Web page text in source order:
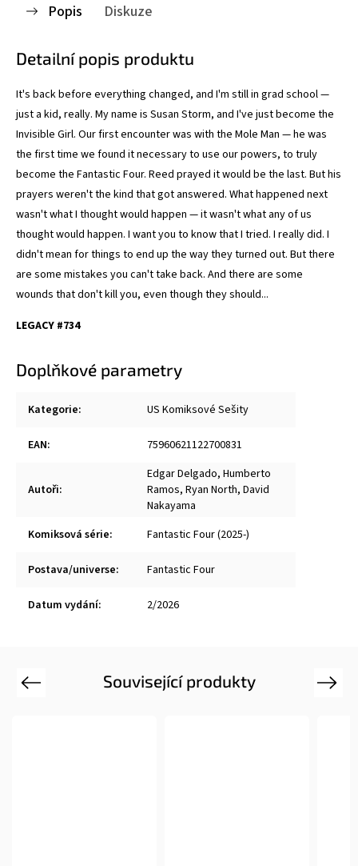
Popis Diskuze
Detailní popis produktu
It's back before everything changed, and I'm still in grad school —
just a kid, really. My name is Susan Storm, and I've just become the
Invisible Girl. Our first encounter was with the Mole Man — he was
the first time we found it necessary to use our powers, to truly
become the Fantastic Four. Reed prayed it would be the last. But his
prayers weren't the kind that got answered. What happened next
wasn't what I thought would happen — it wasn't what any of us
thought would happen. I want you to know that I tried. I really did. I
didn't mean for things to end up the way they turned out. But there
are some mistakes you can't take back. And there are some
wounds that don't kill you, even though they should...
LEGACY #734
Doplňkové parametry
Kategorie: US Komiksové Sešity
EAN: 75960621122700831
Autoři:
Edgar Delgado, Humberto
Ramos, Ryan North, David
Nakayama
Komiksová série: Fantastic Four (2025-)
Postava/universe: Fantastic Four
Datum vydání: 2/2026
Související produkty
Previous Next